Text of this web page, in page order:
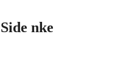
nke